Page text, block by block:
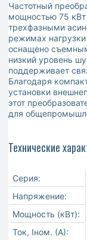
Частотный
мощностью 75 кВт
трехфазными
режимах
оснащено
низкий уровень
поддерживает
Благодаря
установки
этот
для
Технические
Серия:
Напряжение:
Мощность (кВт):
Ток, Iном. (А):